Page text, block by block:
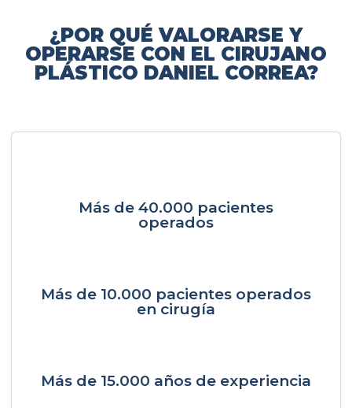
¿POR QUÉ VALORARSE Y
OPERARSE CON EL CIRUJANO
PLÁSTICO DANIEL CORREA?
Más de 40.000 pacientes
operados
Más de 10.000 pacientes operados
en cirugía
Más de 15.000 años de experiencia